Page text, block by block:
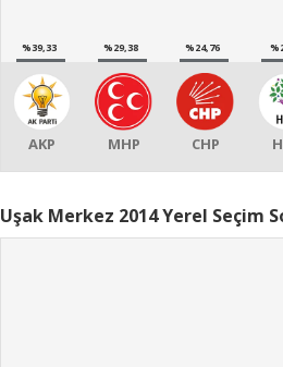
%39,33
AKP
%29,38
MHP
%24,76
CHP
Uşak Merkez 2014 Yerel Seçim